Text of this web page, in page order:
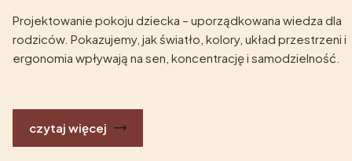
Projektowanie pokoju dziecka – uporządkowana wiedza dla
rodziców. Pokazujemy, jak światło, kolory, układ przestrzeni i
ergonomia wpływają na sen, koncentrację i samodzielność.
czytaj więcej